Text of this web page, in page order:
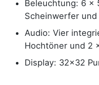
Beleuchtung: 6 x
Scheinwerfer
Audio: Vier
Hochtöner und 2
Display: 32x32